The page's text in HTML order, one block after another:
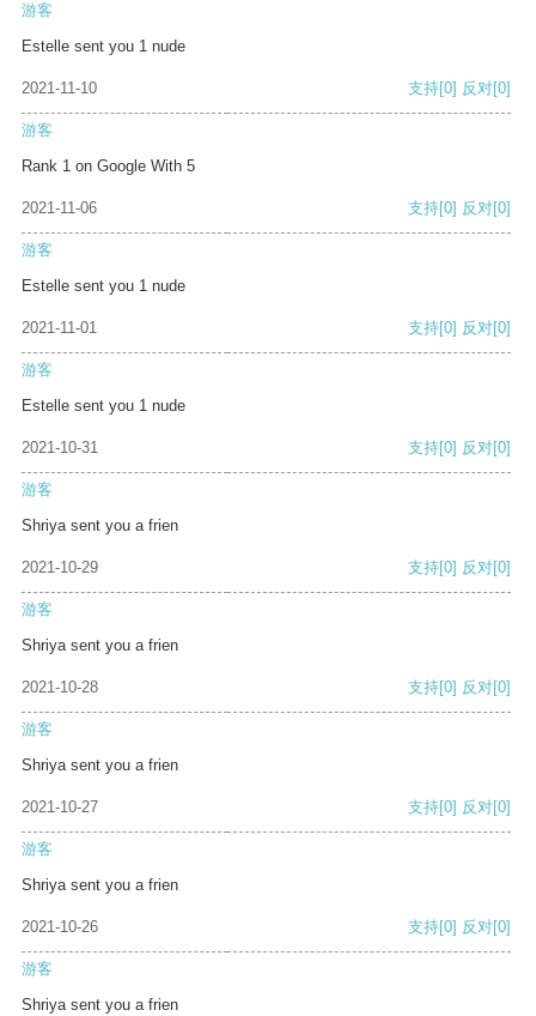
游客
Estelle sent you 1 nude
2021-11-10 支持[0] 反对[0]
游客
Rank 1 on Google With 5
2021-11-06 支持[0] 反对[0]
游客
Estelle sent you 1 nude
2021-11-01 支持[0] 反对[0]
游客
Estelle sent you 1 nude
2021-10-31 支持[0] 反对[0]
游客
Shriya sent you a frien
2021-10-29 支持[0] 反对[0]
游客
Shriya sent you a frien
2021-10-28 支持[0] 反对[0]
游客
Shriya sent you a frien
2021-10-27 支持[0] 反对[0]
游客
Shriya sent you a frien
2021-10-26 支持[0] 反对[0]
游客
Shriya sent you a frien